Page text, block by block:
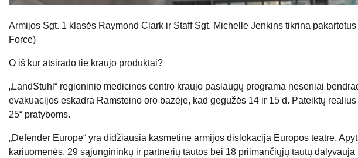
Armijos Sgt. 1 klasės Raymond Clark ir Staff Sgt. Michelle Jenkins tikrina
Force)
O iš kur atsirado tie kraujo produktai?
„LandStuhl“ regioninio medicinos centro kraujo paslaugų programa neseniai
evakuacijos eskadra Ramsteino oro bazėje, kad gegužės 14 ir 15 d. Pateiktų
25“ pratyboms.
„Defender Europe“ yra didžiausia kasmetinė armijos dislokacija Europos teatre.
kariuomenės, 29 sąjungininkų ir partnerių tautos bei 18 priimančiųjų tautų dalyvauja